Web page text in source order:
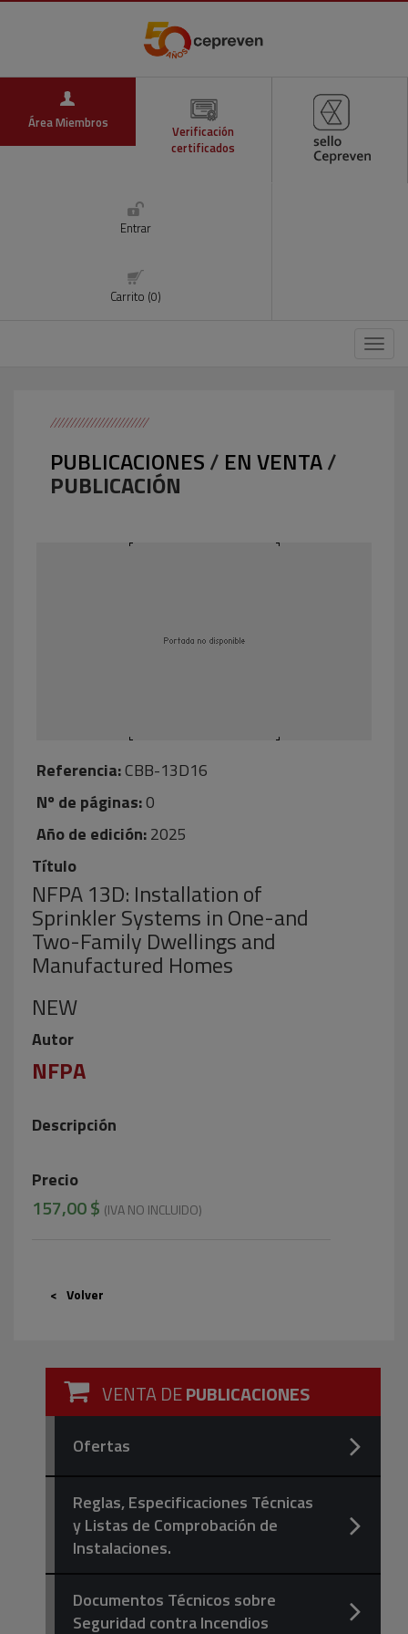
Área Miembros
Verificación
certificados
Entrar
Carrito (0)
Menú
PUBLICACIONES/ EN VENTA/
PUBLICACIÓN
Referencia:CBB-13D16
Nº de páginas:0
Año de edición:2025
Título
NFPA 13D: Installation of
Sprinkler Systems in One-and
Two-Family Dwellings and
Manufactured Homes
NEW
Autor
NFPA
Descripción
Precio
157,00 $ (IVA NO INCLUIDO)
Volver
VENTA DEPUBLICACIONES
Ofertas
Reglas, Especificaciones Técnicas
y Listas de Comprobación de
Instalaciones.
Documentos Técnicos sobre
Seguridad contra Incendios